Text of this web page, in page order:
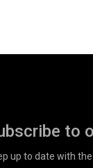
to
up to date with